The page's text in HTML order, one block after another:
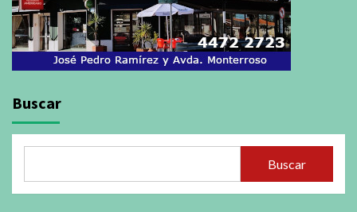
Buscar
Buscar